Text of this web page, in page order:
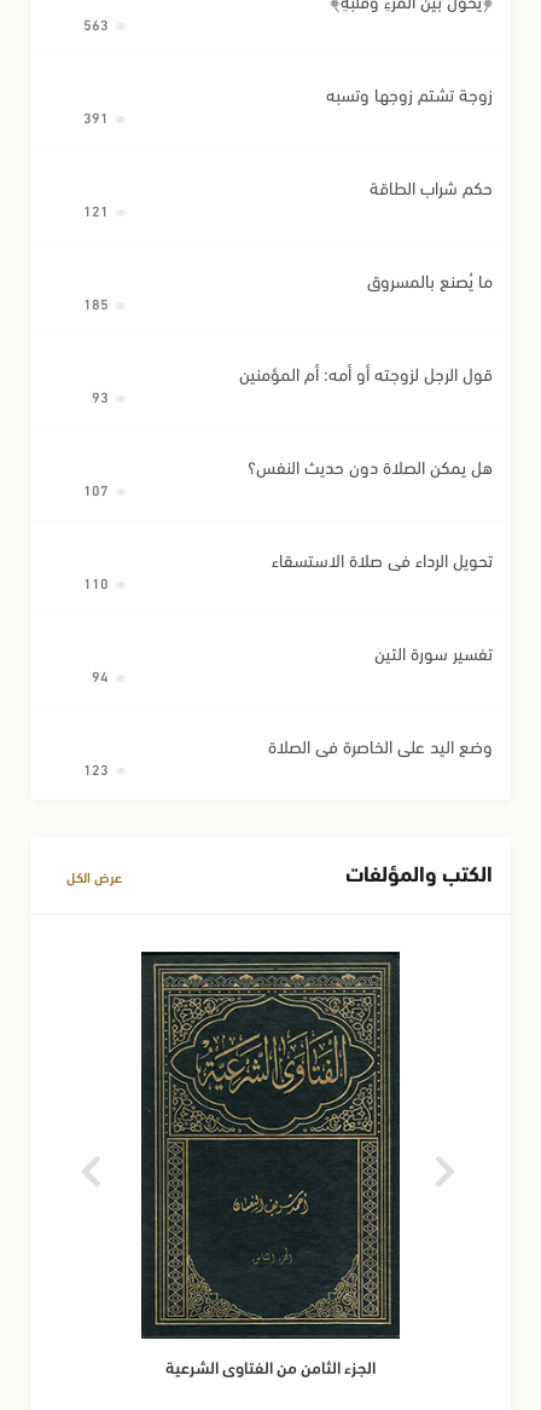
زوجة تشتم زوجها وتسبه
حكم شراب الطاقة
ما يُصنع بالمسروق
قول الرجل لزوجته أو أمه: أم المؤمنين
هل يمكن الصلاة دون حديث النفس؟
تحويل الرداء في صلاة الاستسقاء
تفسير سورة التين
وضع اليد على الخاصرة في الصلاة
الكتب والمؤلفات عرض الكل
الجزء الثامن من الفتاوى الشرعية